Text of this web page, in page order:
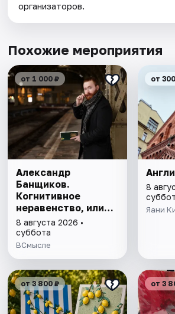
организаторов.
Похожие мероприятия
от 1 000 ₽
Александр
Банщиков.
Когнитивное
неравенство, или
почему умные
умнеют, а глупые
глупеют
8 августа 2026 •
суббота
ВСмысле
от
8
Яани
от 3 800 ₽ от 3